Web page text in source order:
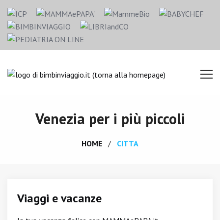
Venezia per i più piccoli
HOME CITTA
Viaggi e vacanze